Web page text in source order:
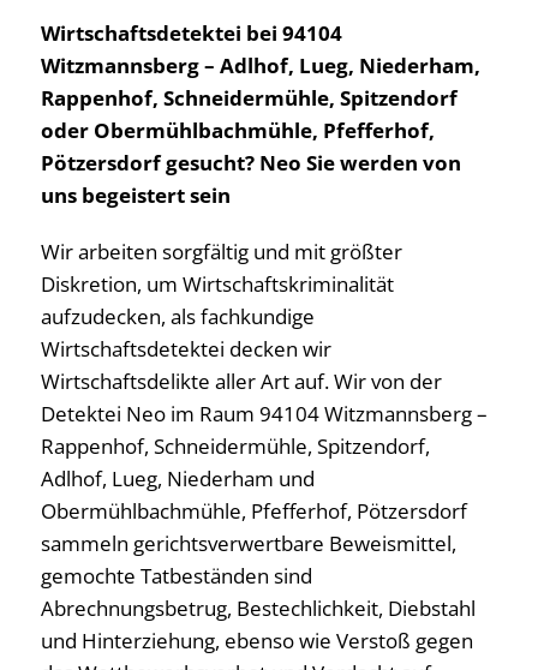
Wirtschaftsdetektei bei 94104
Witzmannsberg – Adlhof, Lueg, Niederham,
Rappenhof, Schneidermühle, Spitzendorf
oder Obermühlbachmühle, Pfefferhof,
Pötzersdorf gesucht? Neo Sie werden von
uns begeistert sein
Wir arbeiten sorgfältig und mit größter
Diskretion, um Wirtschaftskriminalität
aufzudecken, als fachkundige
Wirtschaftsdetektei decken wir
Wirtschaftsdelikte aller Art auf. Wir von der
Detektei Neo im Raum 94104 Witzmannsberg –
Rappenhof, Schneidermühle, Spitzendorf,
Adlhof, Lueg, Niederham und
Obermühlbachmühle, Pfefferhof, Pötzersdorf
sammeln gerichtsverwertbare Beweismittel,
gemochte Tatbeständen sind
Abrechnungsbetrug, Bestechlichkeit, Diebstahl
und Hinterziehung, ebenso wie Verstoß gegen